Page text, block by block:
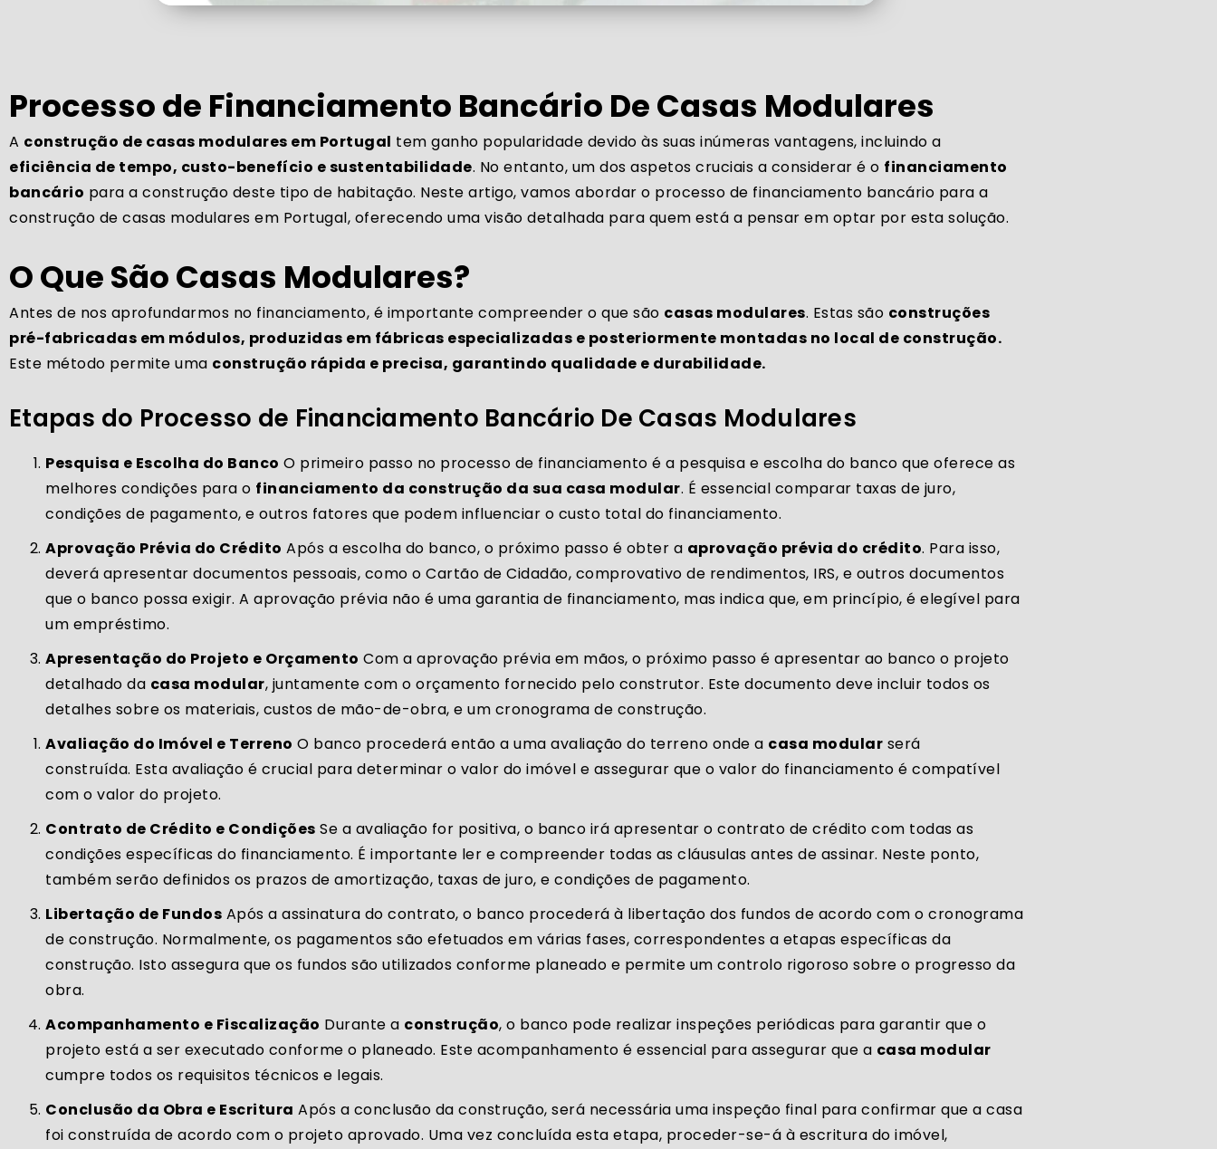
Processo de Financiamento Bancário De Casas Modulares
A construção de casas modulares em Portugal tem ganho popularidade devido às suas inúmeras vantagens, incluindo a
eficiência de tempo, custo-benefício e sustentabilidade. No entanto, um dos aspetos cruciais a considerar é o financiamento
bancário para a construção deste tipo de habitação. Neste artigo, vamos abordar o processo de financiamento bancário para a
construção de casas modulares em Portugal, oferecendo uma visão detalhada para quem está a pensar em optar por esta solução.
O Que São Casas Modulares?
Antes de nos aprofundarmos no financiamento, é importante compreender o que são casas modulares. Estas são construções
pré-fabricadas em módulos, produzidas em fábricas especializadas e posteriormente montadas no local de construção.
Este método permite uma construção rápida e precisa, garantindo qualidade e durabilidade.
Etapas do Processo de Financiamento Bancário De Casas Modulares
Pesquisa e Escolha do Banco O primeiro passo no processo de financiamento é a pesquisa e escolha do banco que oferece as
melhores condições para o financiamento da construção da sua casa modular. É essencial comparar taxas de juro,
condições de pagamento, e outros fatores que podem influenciar o custo total do financiamento.
Aprovação Prévia do Crédito Após a escolha do banco, o próximo passo é obter a aprovação prévia do crédito. Para isso,
deverá apresentar documentos pessoais, como o Cartão de Cidadão, comprovativo de rendimentos, IRS, e outros documentos
que o banco possa exigir. A aprovação prévia não é uma garantia de financiamento, mas indica que, em princípio, é elegível para
um empréstimo.
Apresentação do Projeto e Orçamento Com a aprovação prévia em mãos, o próximo passo é apresentar ao banco o projeto
detalhado da casa modular, juntamente com o orçamento fornecido pelo construtor. Este documento deve incluir todos os
detalhes sobre os materiais, custos de mão-de-obra, e um cronograma de construção.
Avaliação do Imóvel e Terreno O banco procederá então a uma avaliação do terreno onde a casa modular será
construída. Esta avaliação é crucial para determinar o valor do imóvel e assegurar que o valor do financiamento é compatível
com o valor do projeto.
Contrato de Crédito e Condições Se a avaliação for positiva, o banco irá apresentar o contrato de crédito com todas as
condições específicas do financiamento. É importante ler e compreender todas as cláusulas antes de assinar. Neste ponto,
também serão definidos os prazos de amortização, taxas de juro, e condições de pagamento.
Libertação de Fundos Após a assinatura do contrato, o banco procederá à libertação dos fundos de acordo com o cronograma
de construção. Normalmente, os pagamentos são efetuados em várias fases, correspondentes a etapas específicas da
construção. Isto assegura que os fundos são utilizados conforme planeado e permite um controlo rigoroso sobre o progresso da
obra.
Acompanhamento e Fiscalização Durante a construção, o banco pode realizar inspeções periódicas para garantir que o
projeto está a ser executado conforme o planeado. Este acompanhamento é essencial para assegurar que a casa modular
cumpre todos os requisitos técnicos e legais.
Conclusão da Obra e Escritura Após a conclusão da construção, será necessária uma inspeção final para confirmar que a casa
foi construída de acordo com o projeto aprovado. Uma vez concluída esta etapa, proceder-se-á à escritura do imóvel,